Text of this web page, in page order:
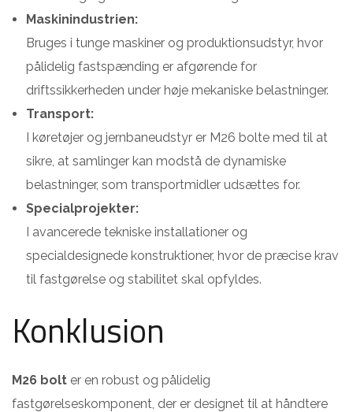
Maskinindustrien:
Bruges i tunge maskiner og produktionsudstyr, hvor
pålidelig fastspænding er afgørende for
driftssikkerheden under høje mekaniske belastninger.
Transport:
I køretøjer og jernbaneudstyr er M26 bolte med til at
sikre, at samlinger kan modstå de dynamiske
belastninger, som transportmidler udsættes for.
Specialprojekter:
I avancerede tekniske installationer og
specialdesignede konstruktioner, hvor de præcise krav
til fastgørelse og stabilitet skal opfyldes.
Konklusion
M26 bolt er en robust og pålidelig
fastgørelseskomponent, der er designet til at håndtere